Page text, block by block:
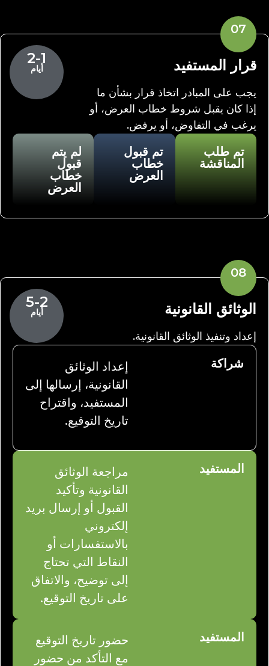
07
قرار المستفيد
يجب على المبادر اتخاذ قرار بشأن ما
إذا كان يقبل شروط خطاب العرض، أو
يرغب في التفاوض، أو يرفض.
2-1
أيام
تم طلب
المناقشة
تم قبول
خطاب
العرض
لم يتم
قبول
خطاب
العرض
08
الوثائق القانونية
إعداد وتنفيذ الوثائق القانونية.
5-2
أيام
شراكة
إعداد الوثائق
القانونية، إرسالها إلى
المستفيد، واقتراح
تاريخ التوقيع.
المستفيد
مراجعة الوثائق
القانونية وتأكيد
القبول أو إرسال بريد
إلكتروني
بالاستفسارات أو
النقاط التي تحتاج
إلى توضيح، والاتفاق
على تاريخ التوقيع.
المستفيد
حضور تاريخ التوقيع
مع التأكد من حضور